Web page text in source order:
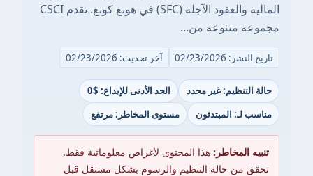
المالية والعقود الآجلة (SFC) في هونغ كونغ. تقدم CSCI
مجموعة متنوعة من...
تاريخ النشر: 02/23/2026 آخر تحديث: 02/23/2026
حالة التنظيم: غير محدد
الحد الأدنى للإيداع: $0
مناسب لـ: المبتدئون
مستوى المخاطر: مرتفع
تنبيه المخاطر: هذا المحتوى لأغراض معلوماتية فقط.
تحقق من حالة التنظيم والرسوم بشكل مستقل قبل